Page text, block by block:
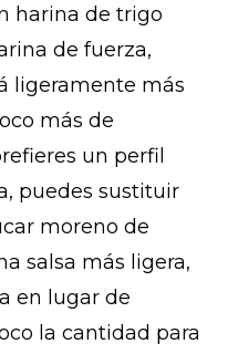
harina de trigo
de fuerza,
ligeramente más
más de
un perfil
puedes sustituir
moreno de
salsa más ligera,
en lugar de
la cantidad para